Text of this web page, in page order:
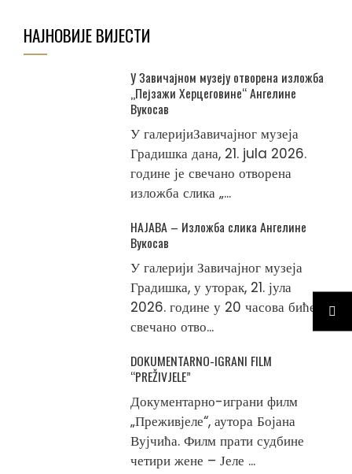
НАЈНОВИЈЕ ВИЈЕСТИ
У Завичајном музеју отворена изложба
„Пејзажи Херцеговине“ Ангелине
Вукосав
У галеријиЗавичајног музеја
Градишка дана, 21. jula 2026.
године је свечано отворена
изложба слика „...
НАЈАВА – Изложба слика Ангелине
Вукосав
У галерији Завичајног музеја
Градишка, у уторак, 21. јула
2026. године у 20 часова биће
свечано отво...
DOKUMENTARNO-IGRANI FILM
“PREŽIVJELE”
Документарно-играни филм
„Преживјеле“, аутора Бојана
Вујчића. Филм прати судбине
четири жене – Јеле ...